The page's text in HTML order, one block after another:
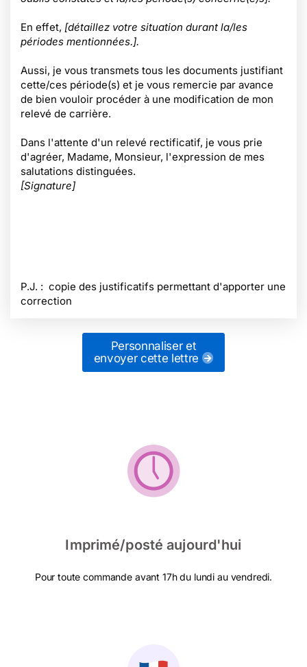
En effet, [détaillez votre situation durant la/les
périodes mentionnées.].
Aussi, je vous transmets tous les documents justifiant
cette/ces période(s) et je vous remercie par avance
de bien vouloir procéder à une modification de mon
relevé de carrière.
Dans l'attente d'un relevé rectificatif, je vous prie
d'agréer, Madame, Monsieur, l'expression de mes
salutations distinguées.
[Signature]
P.J. : copie des justificatifs permettant d'apporter une
correction
Personnaliser et
envoyer cette lettre
Imprimé/posté aujourd'hui
Pour toute commande avant 17h du lundi au vendredi.